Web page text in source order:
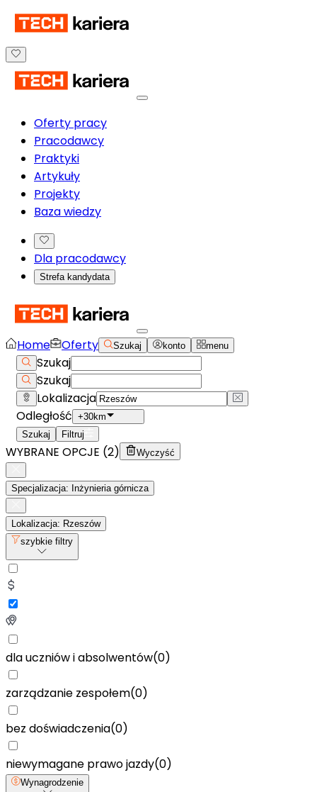
Oferty pracy
Pracodawcy
Praktyki
Artykuły
Projekty
Baza wiedzy
Dla pracodawcy
Strefa kandydata
Home Oferty Szukaj konto menu
Szukaj
Szukaj
Lokalizacja
Odległość +30km
Szukaj
Filtruj
WYBRANE OPCJE (2) Wyczyść
Specjalizacja: Inżynieria górnicza
Lokalizacja: Rzeszów
szybkie filtry
dla uczniów i absolwentów(0)
zarządzanie zespołem(0)
bez doświadczenia(0)
niewymagane prawo jazdy(0)
Wynagrodzenie